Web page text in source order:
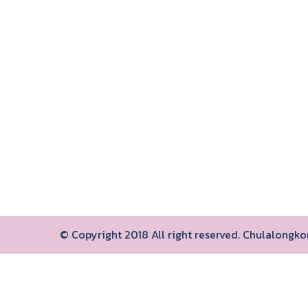
© Copyright 2018 All right reserved.